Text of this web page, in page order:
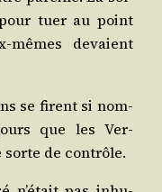
tuer au point
devaient
se firent si nom­
que les Ver­
de contrôle.